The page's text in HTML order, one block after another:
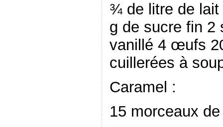
¾ de litre de lait
g de sucre fin 2
vanillé 4 œufs
cuillerées à
Caramel :
15 morceaux